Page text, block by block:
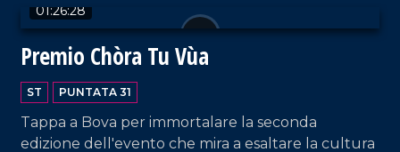
01:26:28
Premio Chòra Tu Vùa
ST PUNTATA 31
Tappa a Bova per immortalare la seconda
edizione dell'evento che mira a esaltare la cultura